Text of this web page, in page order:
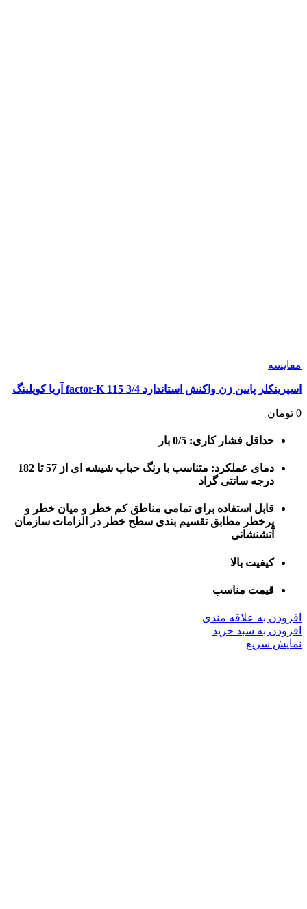
مقايسه
اسپرینکلر پایین زن واکنش استاندارد 3/4 115 factor-K آریا کوپلینگ
0 تومان
حداقل فشار کاری: 0/5 بار
دمای عملکرد: متناسب با رنگ حباب شیشه ای از 57 تا 182
درجه سانتی گراد
قابل استفاده برای تمامی مناطق کم خطر و میان خطر و
پرخطر مطابق تقسیم بندی سطح خطر در الزامات سازمان
آتشنشانی
کیفیت بالا
قیمت مناسب
افزودن به علاقه مندی
افزودن به سبد خرید
نمایش سریع